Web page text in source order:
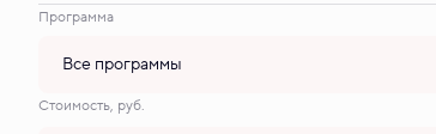
Программа
Все программы
Стоимость, руб.